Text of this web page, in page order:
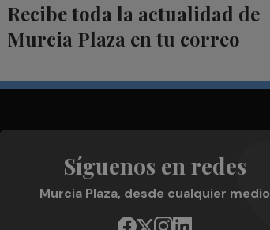
Recibe toda la actualidad de
Murcia Plaza en tu correo
Síguenos en redes
Murcia Plaza, desde cualquier medio